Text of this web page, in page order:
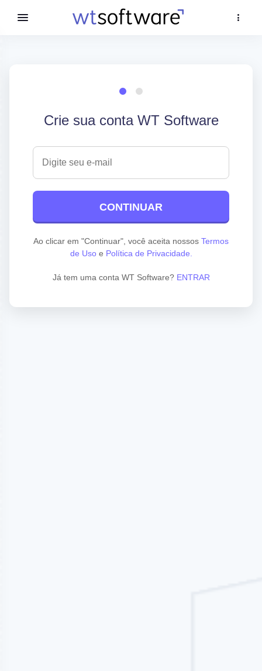
Crie sua conta WT Software
CONTINUAR
Ao clicar em "Continuar", você aceita nossos Termos
de Usoe Política de Privacidade.
Já tem uma conta WT Software? ENTRAR